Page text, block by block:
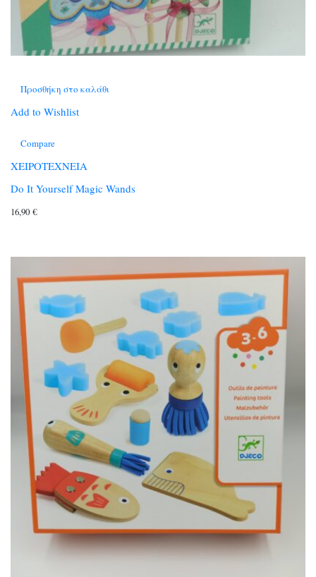
Προσθήκη στο καλάθι
Add to Wishlist
Compare
ΧΕΙΡΟΤΕΧΝΕΙΑ
Do It Yourself Magic Wands
16,90 €